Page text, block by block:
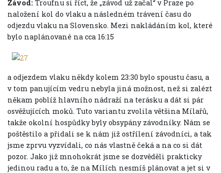
Závod: Troufnu si říct, že „závod už začal“ v Praze po
naložení kol do vlaku a následném trávení času do
odjezdu vlaku na Slovensko. Mezi nakládáním kol, které
bylo naplánované na cca 16:15
a odjezdem vlaku někdy kolem 23:30 bylo spoustu času, a
v tom panujícím vedru nebyla jiná možnost, než si zalézt
někam poblíž hlavního nádraží na terásku a dát si pár
osvěžujících moků. Tuto variantu zvolila většina Mílařů,
takže okolní hospůdky byly obsypány závodníky. Nám se
poštěstilo a přidali se k nám již ostřílení závodníci, a tak
jsme zprvu vyzvídali, co nás vlastně čeká a na co si dát
pozor. Jako již mnohokrát jsme se dozvěděli prakticky
jedinou radu a to, že na Mílích nesmíš plánovat a jet si v